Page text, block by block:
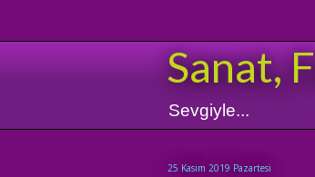
Sanat,
Sevgiyle...
25 Kasım 2019 Pazartesi